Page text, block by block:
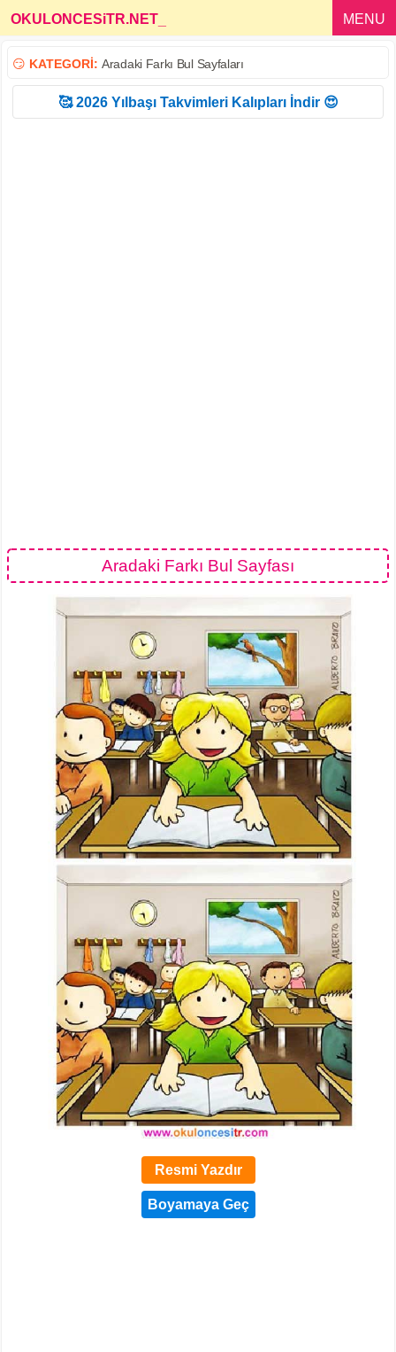
OKULONCESiTR.NET MENU
😏 KATEGORİ: Aradaki Farkı Bul Sayfaları
🥰 2026 Yılbaşı Takvimleri Kalıpları İndir 😍
Aradaki Farkı Bul Sayfası
Resmi Yazdır